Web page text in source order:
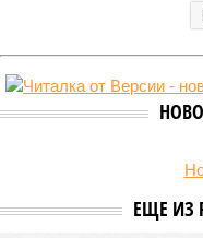
Кировстат обнародовал
за последний квартал
метра в новостройках
вторичном рынке жилья
947 рублей за квадратный
За год средняя цена
квартиры улучшенного